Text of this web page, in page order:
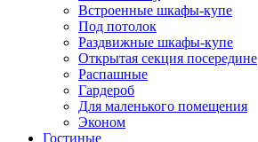
Встроенные шкафы-купе
Под потолок
Раздвижные шкафы-купе
Открытая секция посередине
Распашные
Гардероб
Для маленького помещения
Эконом
Гостиные